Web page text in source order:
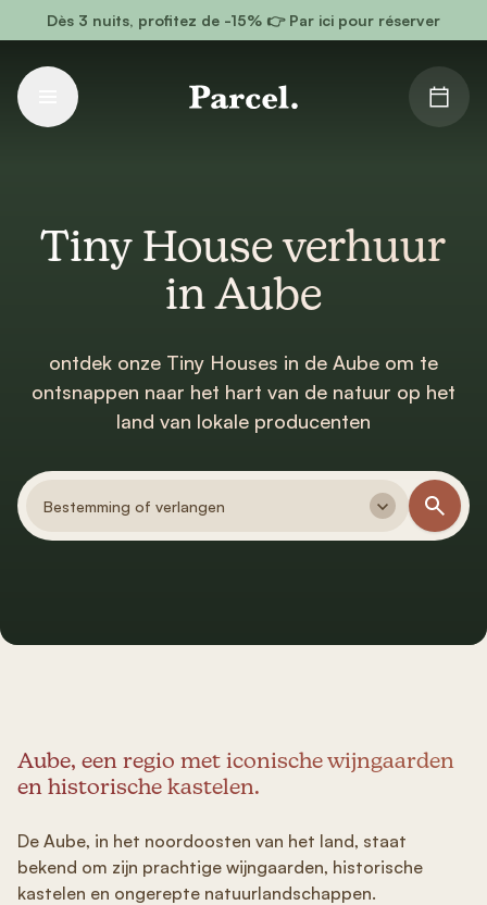
Ga naar hoofdinhoud
Dès 3 nuits, profitez de -15% 👉 Par ici pour réserver
Tiny House verhuur
in Aube
ontdek onze Tiny Houses in de Aube om te
ontsnappen naar het hart van de natuur op het
land van lokale producenten
Bestemming of verlangen
Aube, een regio met iconische wijngaarden
en historische kastelen.
De Aube, in het noordoosten van het land, staat
bekend om zijn prachtige wijngaarden, historische
kastelen en ongerepte natuurlandschappen.